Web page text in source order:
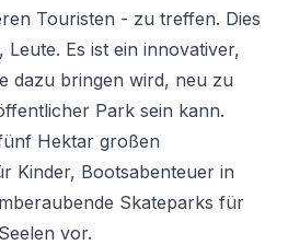
Touristen - zu treffen. Dies
Es ist ein innovativer,
dazu bringen wird, neu zu
Park sein kann.
Hektar großen
Kinder, Bootsabenteuer in
Skateparks für
vor.